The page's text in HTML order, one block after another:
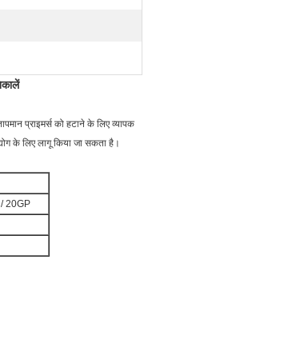
प्राइमर्स को हटाने के लिए व्यापक
के लिए लागू किया जा सकता है।
/ 20GP